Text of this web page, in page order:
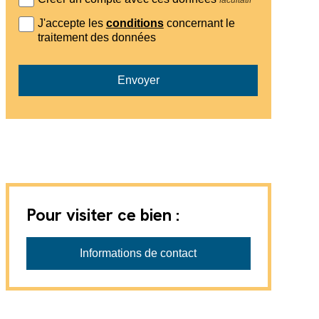
J'accepte les conditionsconcernant le
traitement des données
Envoyer
Pour visiter ce bien :
Informations de contact